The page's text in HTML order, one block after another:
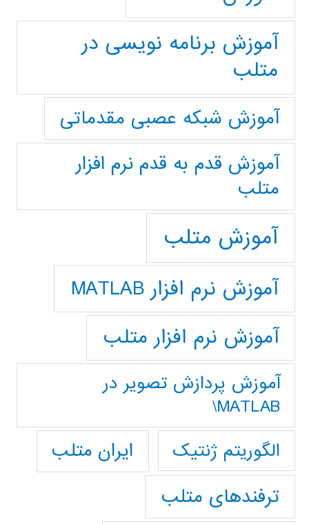
آموزش برنامه نویسی در
متلب
آموزش شبکه عصبی مقدماتی
آموزش قدم به قدم نرم افزار
متلب
آموزش متلب
آموزش نرم افزار MATLAB
آموزش نرم افزار متلب
آموزش پردازش تصوير در
MATLAB\
الگوریتم ژنتیک
ایران متلب
ترفندهای متلب